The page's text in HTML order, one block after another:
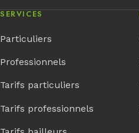
SERVICES
Particuliers
Professionnels
Tarifs particuliers
Tarifs professionnels